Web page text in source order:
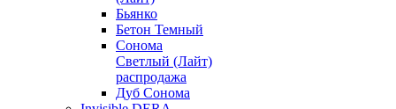
Бьянко
Бетон Темный
Сонома
Светлый (Лайт)
распродажа
Дуб Сонома